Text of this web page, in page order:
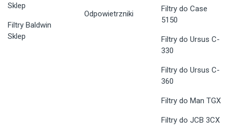
Sklep
Filtry Baldwin
Sklep
Odpowietrzniki
Filtry do Case
5150
Filtry do Ursus C-
330
Filtry do Ursus C-
360
Filtry do Man TGX
Filtry do JCB 3CX